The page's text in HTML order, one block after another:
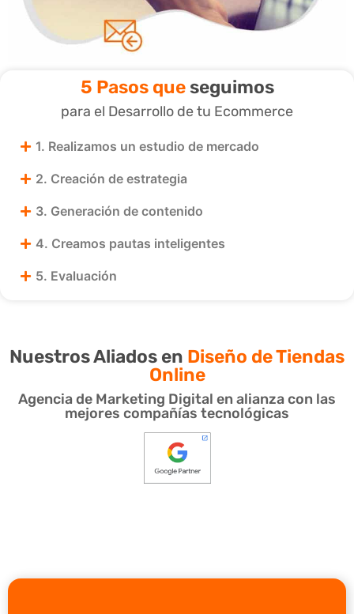
5 Pasos que seguimos
para el Desarrollo de tu Ecommerce
1. Realizamos un estudio de mercado
2. Creación de estrategia
3. Generación de contenido
4. Creamos pautas inteligentes
5. Evaluación
Nuestros Aliados en Diseño de Tiendas
Online
Agencia de Marketing Digital en alianza con las
mejores compañías tecnológicas